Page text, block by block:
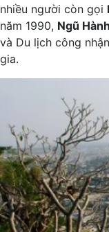
nhiều người còn gọi
năm 1990, Ngũ
và Du lịch công
gia.